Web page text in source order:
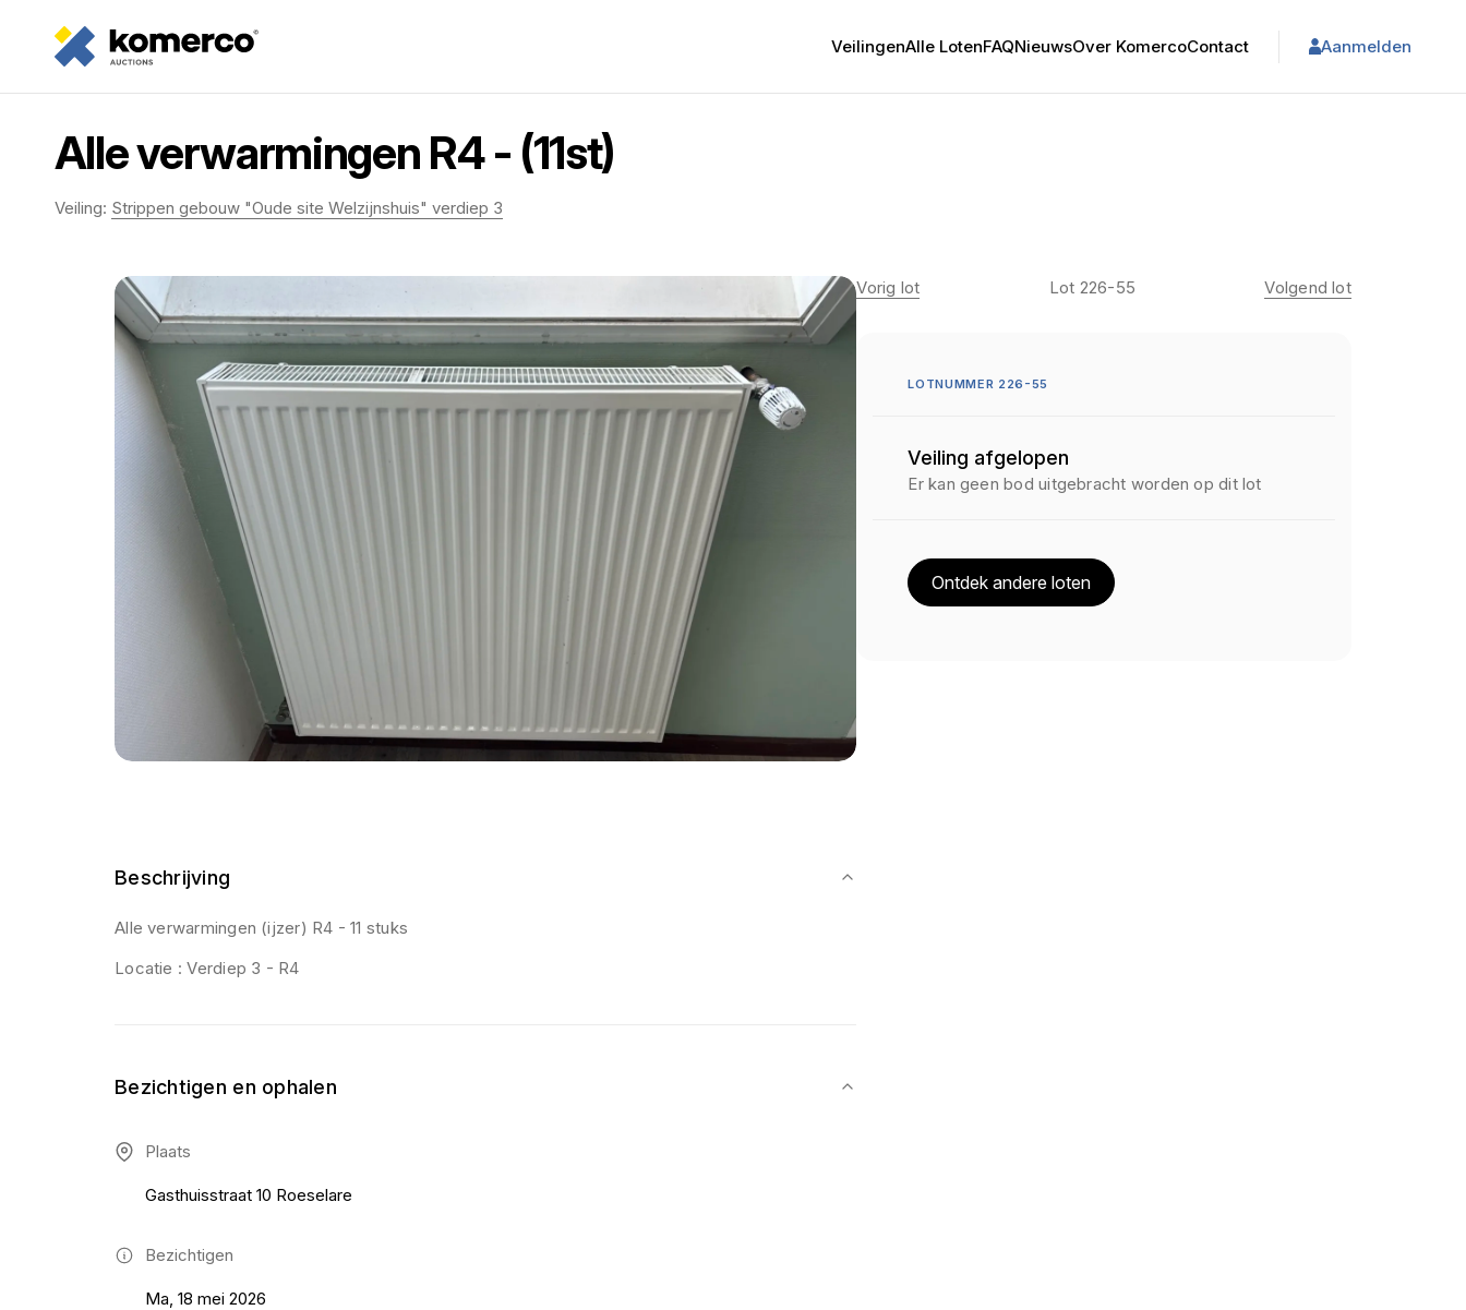
VeilingenAlle LotenFAQNieuwsOver KomercoContact Aanmelden
Alle verwarmingen R4 - (11st)
Veiling: Strippen gebouw "Oude site Welzijnshuis" verdiep 3
Beschrijving
Alle verwarmingen (ijzer) R4 - 11 stuks
Locatie : Verdiep 3 - R4
Bezichtigen en ophalen
Plaats
Gasthuisstraat 10 Roeselare
Bezichtigen
Ma, 18 mei 2026
Vorig lot Lot 226-55 Volgend lot
LOTNUMMER 226-55
Veiling afgelopen
Er kan geen bod uitgebracht worden op dit lot
Ontdek andere loten